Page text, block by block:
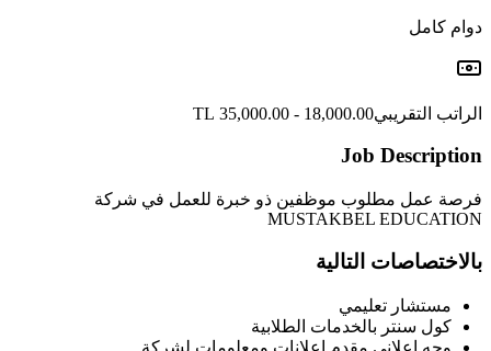
دوام كامل
الراتب التقريبي18,000.00 - 35,000.00 TL
Job Description
فرصة عمل مطلوب موظفين ذو خبرة للعمل في شركة
MUSTAKBEL EDUCATION
بالاختصاصات التالية
مستشار تعليمي
كول سنتر بالخدمات الطلابية
وجه اعلاني مقدم اعلانات ومعلومات لشركة